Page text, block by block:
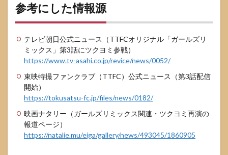
参考にした情報源
テレビ朝日公式ニュース（TTFCオリジナル「ガールズリ
ミックス」第3話にツクヨミ参戦）
https://www.tv-asahi.co.jp/revice/news/0052/
東映特撮ファンクラブ（TTFC）公式ニュース（第3話配信
開始）
https://tokusatsu-fc.jp/files/news/0182/
映画ナタリー（ガールズリミックス関連・ツクヨミ再演の
報道ページ）
https://natalie.mu/eiga/gallery/news/493045/1860905